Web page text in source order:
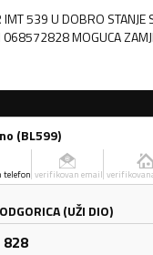
539 U DOBRO STANJE
MOGUCA
(BL599)
telefon verifikovan email
(UŽI DIO)
828